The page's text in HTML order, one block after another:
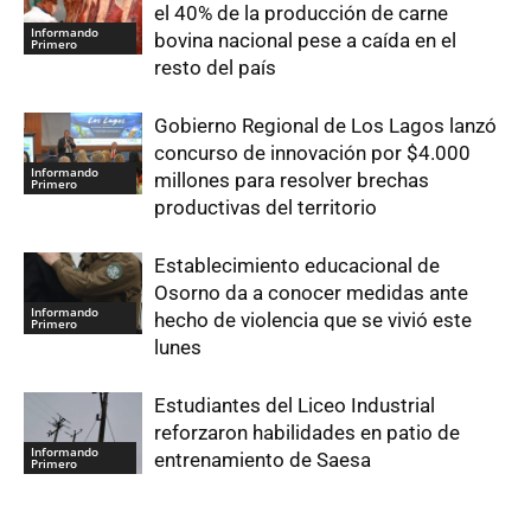
Informando
Primero
el 40% de la producción de carne
bovina nacional pese a caída en el
resto del país
Informando
Primero
Gobierno Regional de Los Lagos lanzó
concurso de innovación por $4.000
millones para resolver brechas
productivas del territorio
Informando
Primero
Establecimiento educacional de
Osorno da a conocer medidas ante
hecho de violencia que se vivió este
lunes
Informando
Primero
Estudiantes del Liceo Industrial
reforzaron habilidades en patio de
entrenamiento de Saesa